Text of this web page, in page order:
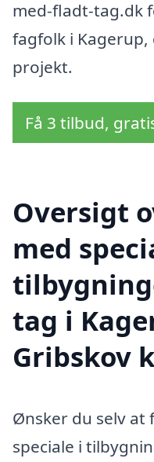
med-fladt-tag.dk
fagfolk i
projekt.
Få 3 tilbud,
Oversigt
med
tag i
Gribskov
Ønsker du selv at
speciale i